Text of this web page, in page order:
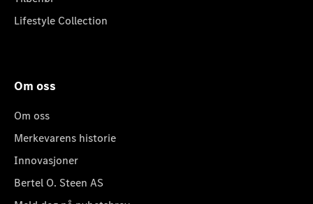
Lifestyle Collection
Om oss
Om oss
Merkevarens historie
Innovasjoner
Bertel O. Steen AS